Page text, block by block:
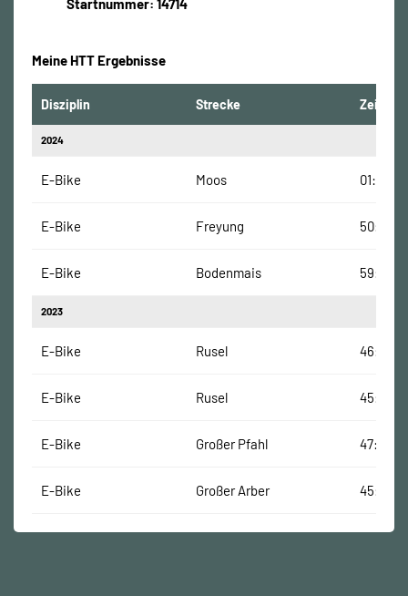
Startnummer: 14714
Meine HTT Ergebnisse
Disziplin Strecke Zeit
2024
E-Bike Moos
E-Bike Freyung 50:09
E-Bike Bodenmais 59:05
2023
E-Bike Rusel 46:00
E-Bike Rusel 45:00
E-Bike Großer Pfahl 47:21
E-Bike Großer Arber 45:15